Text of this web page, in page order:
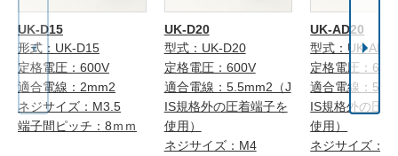
UK-D15
形式：UK-D15
定格電圧：600V
適合電線：2mm2
ネジサイズ：M3.5
端子間ピッチ：8ｍｍ
UK-D20
型式：UK-D20
定格電圧：600V
適合電線：5.5mm2（J
IS規格外の圧着端子を
使用）
ネジサイズ：M4
UK-AD20
型式：UK-
定格電圧：
適合電線：
IS規格外の圧
使用）
ネジサイズ：